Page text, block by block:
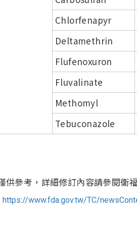
Chlorfenapyr
Deltamethrin
Flufenoxuron
Fluvalinate
Methomyl
Tebuconazole
供參考，詳細修訂內容請參閱衛
https://www.fda.gov.tw/TC/